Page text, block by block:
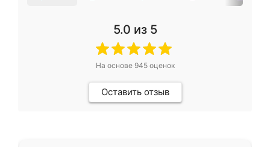
5.0 из 5
На основе 945оценок
Оставить отзыв